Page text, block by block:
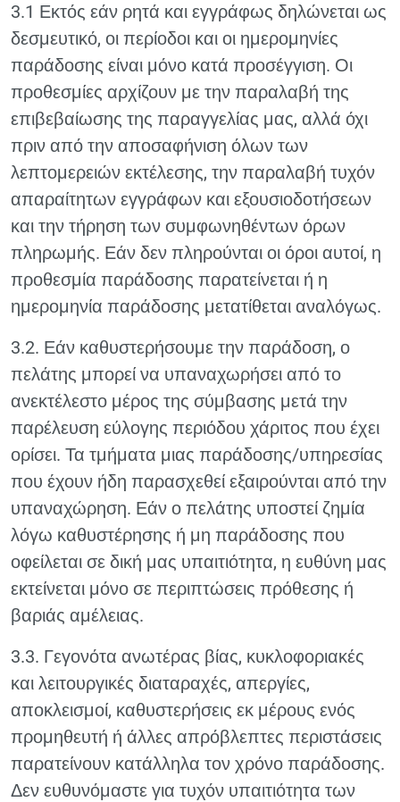
3.1 Εκτός εάν ρητά και εγγράφως δηλώνεται ως
δεσμευτικό, οι περίοδοι και οι ημερομηνίες
παράδοσης είναι μόνο κατά προσέγγιση. Οι
προθεσμίες αρχίζουν με την παραλαβή της
επιβεβαίωσης της παραγγελίας μας, αλλά όχι
πριν από την αποσαφήνιση όλων των
λεπτομερειών εκτέλεσης, την παραλαβή τυχόν
απαραίτητων εγγράφων και εξουσιοδοτήσεων
και την τήρηση των συμφωνηθέντων όρων
πληρωμής. Εάν δεν πληρούνται οι όροι αυτοί, η
προθεσμία παράδοσης παρατείνεται ή η
ημερομηνία παράδοσης μετατίθεται αναλόγως.
3.2. Εάν καθυστερήσουμε την παράδοση, ο
πελάτης μπορεί να υπαναχωρήσει από το
ανεκτέλεστο μέρος της σύμβασης μετά την
παρέλευση εύλογης περιόδου χάριτος που έχει
ορίσει. Τα τμήματα μιας παράδοσης/υπηρεσίας
που έχουν ήδη παρασχεθεί εξαιρούνται από την
υπαναχώρηση. Εάν ο πελάτης υποστεί ζημία
λόγω καθυστέρησης ή μη παράδοσης που
οφείλεται σε δική μας υπαιτιότητα, η ευθύνη μας
εκτείνεται μόνο σε περιπτώσεις πρόθεσης ή
βαριάς αμέλειας.
3.3. Γεγονότα ανωτέρας βίας, κυκλοφοριακές
και λειτουργικές διαταραχές, απεργίες,
αποκλεισμοί, καθυστερήσεις εκ μέρους ενός
προμηθευτή ή άλλες απρόβλεπτες περιστάσεις
παρατείνουν κατάλληλα τον χρόνο παράδοσης.
Δεν ευθυνόμαστε για τυχόν υπαιτιότητα των